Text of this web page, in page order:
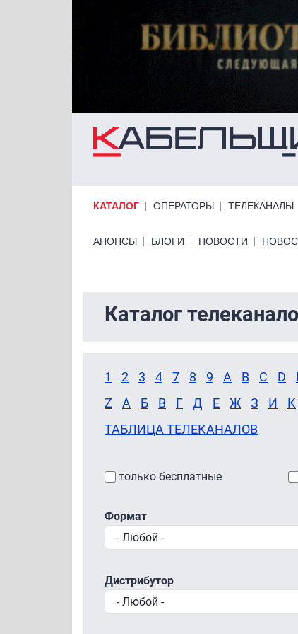
КАТАЛОГ ОПЕРАТОРЫ ТЕЛЕКАНАЛЫ
Primary links bottom
АНОНСЫ БЛОГИ НОВОСТИ
Каталог
1 2 3 4 7 8 9 A B C D
Z
А Б В Г Д Е Ж З И К
ТАБЛИЦА ТЕЛЕКАНАЛОВ
только бесплатные
Формат
Дистрибутор